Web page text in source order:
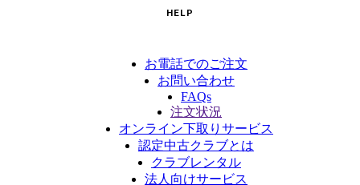
HELP
お電話でのご注文
お問い合わせ
FAQs
注文状況
オンライン下取りサービス
認定中古クラブとは
クラブレンタル
法人向けサービス